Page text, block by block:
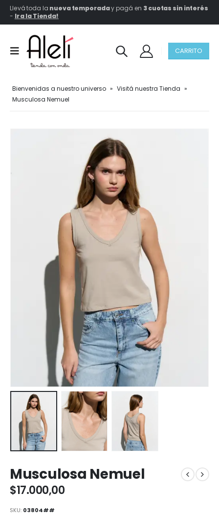
Llevá toda la nueva temporaday pagá en 3 cuotas sin interés
- Ir a la Tienda!
CARRITO
Bienvenidas a nuestro universo » Visitá nuestra Tienda »
Musculosa Nemuel
Musculosa Nemuel
$17.000,00
SKU: 03804##